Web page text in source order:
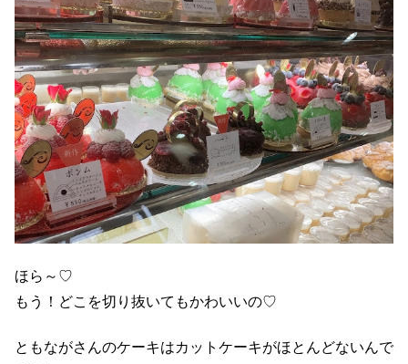
ほら～♡
もう！どこを切り抜いてもかわいいの♡
ともながさんのケーキはカットケーキがほとんどないんで